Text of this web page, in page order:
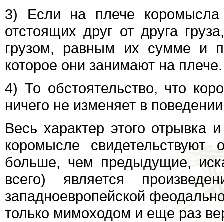
3) Если на плече
отстоящих друг от друга
грузом, равным их сумме и
которое они занимают на плече.
4) То обстоятельство, что
ничего не изменяет в
Весь характер этого отрывка
коромысле
больше, чем предыдущие,
всего) является
западноевропейской
только мимоходом и еще раз